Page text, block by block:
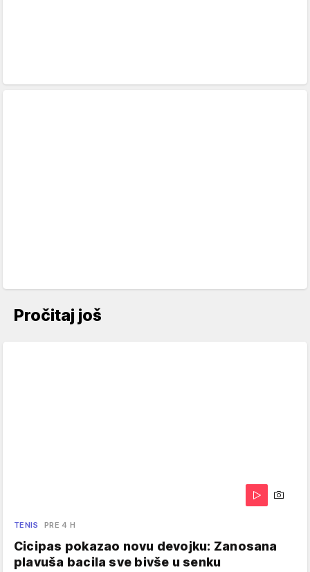
Pročitaj još
TENIS PRE 4 H
Cicipas pokazao novu devojku: Zanosana
plavuša bacila sve bivše u senku